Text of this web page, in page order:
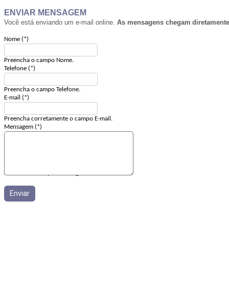
ENVIAR MENSAGEM
Você está enviando um e-mail online. As mensagens chegam diretamente
Nome (*)
Preencha o campo Nome.
Telefone (*)
Preencha o campo Telefone.
E-mail (*)
Preencha corretamente o campo E-mail.
Mensagem (*)
Preencha o campo: Mensagem
Enviar